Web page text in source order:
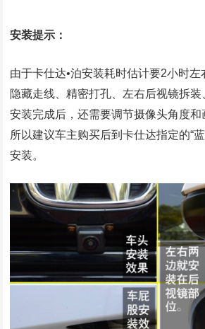
安装提示：
由于卡仕达•泊安装耗时估计要2小时
隐藏走线、精密打孔、左右后视镜拆装
安装完成后，还需要调节摄像头角度和
所以建议车主购买后到卡仕达指定的“
安装。